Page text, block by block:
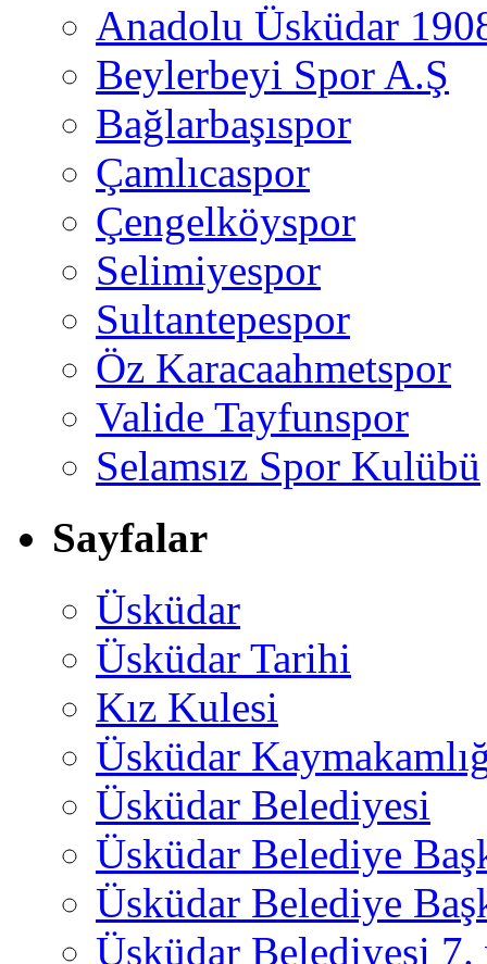
Anadolu Üsküdar
Beylerbeyi Spor A.Ş
Bağlarbaşıspor
Çamlıcaspor
Çengelköyspor
Selimiyespor
Sultantepespor
Öz Karacaahmetspor
Valide Tayfunspor
Selamsız Spor Kulübü
Sayfalar
Üsküdar
Üsküdar Tarihi
Kız Kulesi
Üsküdar
Üsküdar Belediyesi
Üsküdar Belediye
Üsküdar Belediye
Üsküdar Belediyesi